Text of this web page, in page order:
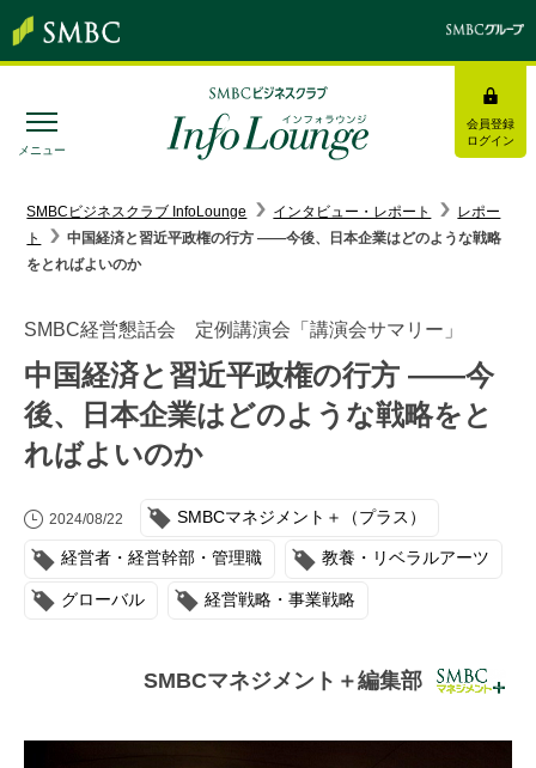
メニュー
会員登録
ログイン
みんなの研修
ログイン/会員登録
トピックス＆インフォメーション
お役立ち情報
インタビュー・レポート
連載・コラム
イベント・セミナー
SMBCビジネスクラブ InfoLounge インタビュー・レポート
レポー
ト
中国経済と習近平政権の行方 ——今後、日本企業はどのような戦略
をとればよいのか
SMBC経営懇話会 定例講演会「講演会サマリー」
中国経済と習近平政権の行方 ——今
後、日本企業はどのような戦略をと
ればよいのか
2024/08/22 SMBCマネジメント＋（プラス）
経営者・経営幹部・管理職 教養・リベラルアーツ
グローバル 経営戦略・事業戦略
SMBCマネジメント＋編集部